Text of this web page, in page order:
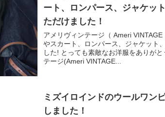
ート、ロンパース、ジャケッ
ただけました！
アメリヴィンテージ（ Ameri
やスカート、ロンパース、ジャケット
した! とっても素敵なお洋服をありが
テージ(Ameri VINTAGE...
ミズイロインドのウールワン
しました！